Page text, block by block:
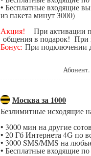
• Бесплатные входящие
из пакета минут 3000)
Акция! При активации
общения в подарок! При
Бонус: При подключении
Москва за 1000
Безлимитные исходящие
• 3000 мин на другие
• 20 Гб Интернета 4G по
• 3000 SMS/MMS на
• Бесплатные входящие